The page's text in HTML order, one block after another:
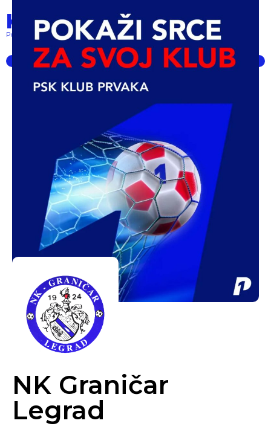
Klub prvaka
Pokret lokalnih klubova... powered by PSK
NK Graničar
Legrad